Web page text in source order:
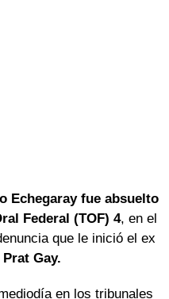
Echegaray fue absuelto
Federal (TOF) 4, en el
que le inició el ex
Gay.
en los tribunales